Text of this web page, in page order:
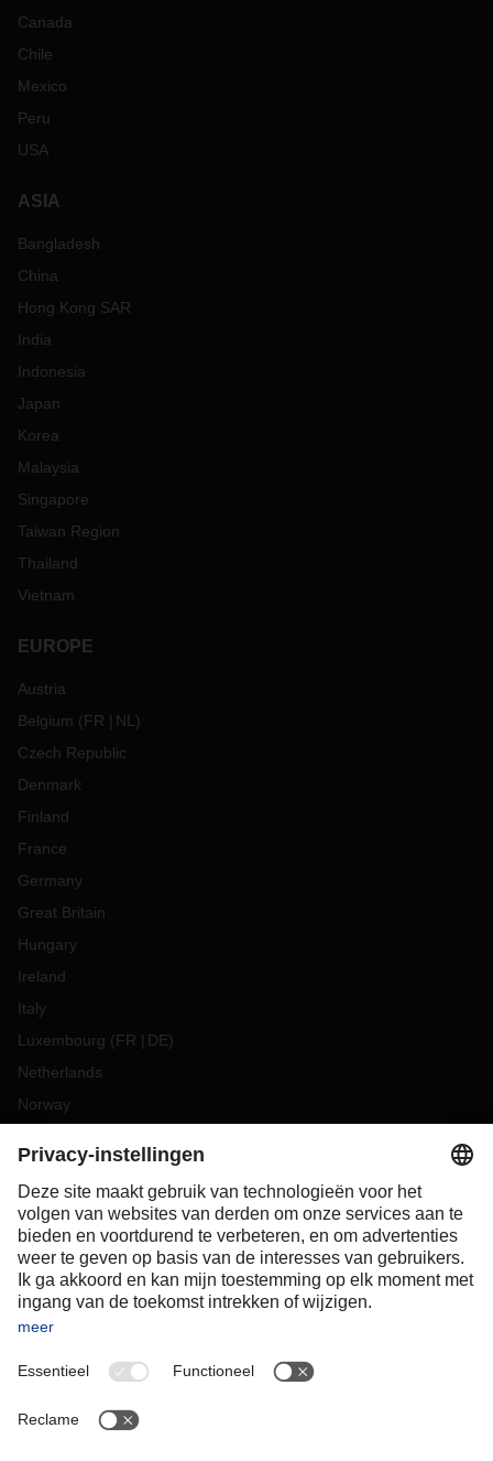
Canada
Chile
Mexico
Peru
USA
ASIA
Bangladesh
China
Hong Kong SAR
India
Indonesia
Japan
Korea
Malaysia
Singapore
Taiwan Region
Thailand
Vietnam
EUROPE
Austria
Belgium (FR NL )
Czech Republic
Denmark
Finland
France
Germany
Great Britain
Hungary
Ireland
Italy
Luxembourg (FR DE)
Netherlands
Norway
Romania
Slovakia
Spain
Sweden
Switzerland
OCEANIA